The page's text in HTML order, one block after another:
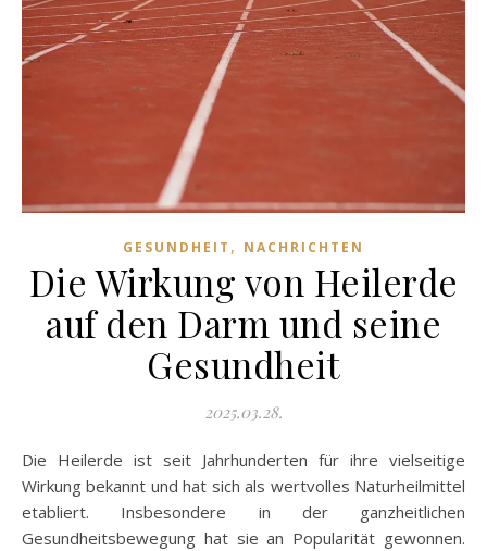
GESUNDHEIT , NACHRICHTEN
Die Wirkung von Heilerde
auf den Darm und seine
Gesundheit
2025.03.28.
Die Heilerde ist seit Jahrhunderten für ihre vielseitige
Wirkung bekannt und hat sich als wertvolles Naturheilmittel
etabliert. Insbesondere in der ganzheitlichen
Gesundheitsbewegung hat sie an Popularität gewonnen.